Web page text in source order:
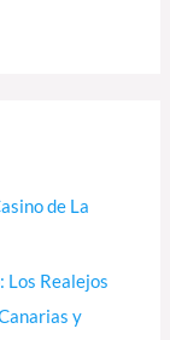
de La
Los Realejos
y